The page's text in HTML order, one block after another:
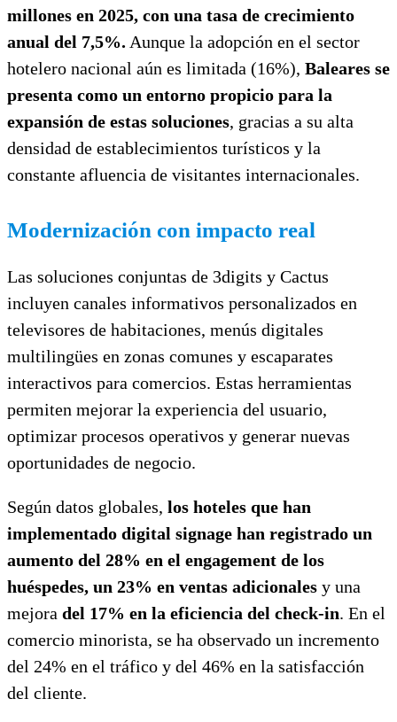
millones en 2025, con una tasa de crecimiento
anual del 7,5%. Aunque la adopción en el sector
hotelero nacional aún es limitada (16%), Baleares se
presenta como un entorno propicio para la
expansión de estas soluciones, gracias a su alta
densidad de establecimientos turísticos y la
constante afluencia de visitantes internacionales.
Modernización con impacto real
Las soluciones conjuntas de 3digits y Cactus
incluyen canales informativos personalizados en
televisores de habitaciones, menús digitales
multilingües en zonas comunes y escaparates
interactivos para comercios. Estas herramientas
permiten mejorar la experiencia del usuario,
optimizar procesos operativos y generar nuevas
oportunidades de negocio.
Según datos globales, los hoteles que han
implementado digital signage han registrado un
aumento del 28% en el engagement de los
huéspedes, un 23% en ventas adicionales y una
mejora del 17% en la eficiencia del check-in. En el
comercio minorista, se ha observado un incremento
del 24% en el tráfico y del 46% en la satisfacción
del cliente.